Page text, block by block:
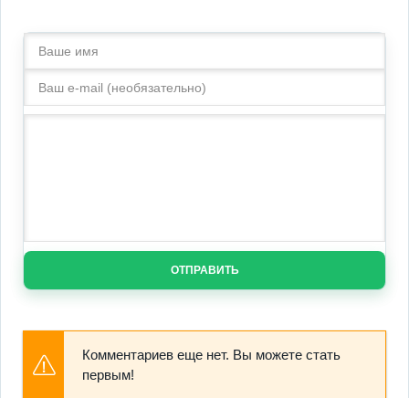
ОТПРАВИТЬ
Комментариев еще нет. Вы можете стать
первым!